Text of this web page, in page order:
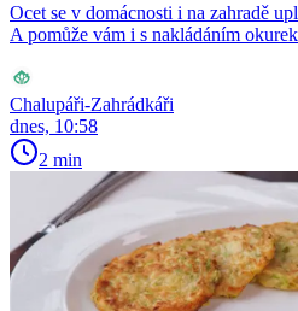
Ocet se v domácnosti i na zahradě
A pomůže vám i s nakládáním
Chalupáři-Zahrádkáři
dnes, 10:58
2 min